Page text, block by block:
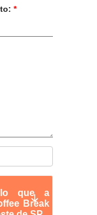
*
que a
Break